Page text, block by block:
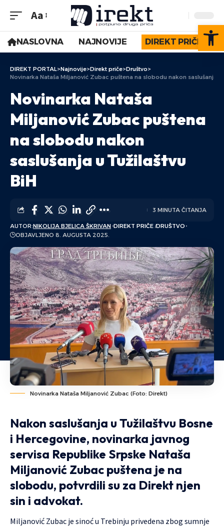
Aa
NASLOVNA NAJNOVIJE DIREKT PRIČE
DIREKT PORTAL>Najnovije>Direkt priče>Društvo>
Novinarka Nataša Miljanović Zubac puštena na slobodu nakon saslušanja u
Novinarka Nataša
Miljanović Zubac puštena
na slobodu nakon
saslušanja u Tužilaštvu
BiH
AUTOR:NIKOLIJA BJELICA ŠKRIVAN DIREKT PRIČE DRUŠTVO
OBJAVLJENO 8. AUGUSTA 2025.
3 MINUTA ČITANJA
Novinarka Nataša Miljanović Zubac (Foto: Direkt)
Nakon saslušanja u Tužilaštvu Bosne
i Hercegovine, novinarka javnog
servisa Republike Srpske Nataša
Miljanović Zubac puštena je na
slobodu, potvrdili su za Direkt njen
sin i advokat.
Miljanović Zubac je sinoć u Trebinju privedena zbog sumnje